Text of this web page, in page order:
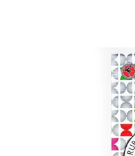
Knuffels & Poppen